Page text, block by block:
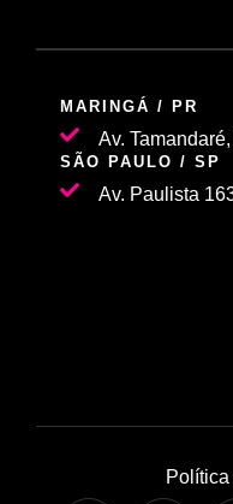
MARINGÁ / PR
Av.
SÃO PAULO / SP
Av. Paulista